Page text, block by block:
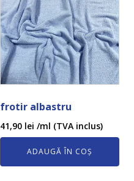
frotir albastru
41,90 lei /ml (TVA inclus)
ADAUGĂ ÎN COȘ